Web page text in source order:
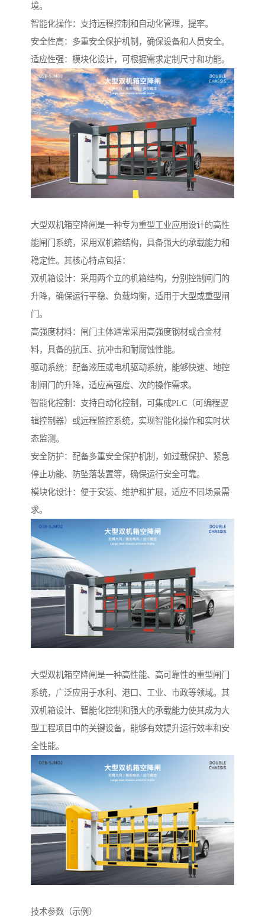
境。
智能化操作：支持远程控制和自动化管理，提率。
安全性高：多重安全保护机制，确保设备和人员安全。
适应性强：模块化设计，可根据需求定制尺寸和功能。
大型双机箱空降闸是一种专为重型工业应用设计的高性
能闸门系统，采用双机箱结构，具备强大的承载能力和
稳定性。其核心特点包括：
双机箱设计：采用两个立的机箱结构，分别控制闸门的
升降，确保运行平稳、负载均衡，适用于大型或重型闸
门。
高强度材料：闸门主体通常采用高强度钢材或合金材
料，具备的抗压、抗冲击和耐腐蚀性能。
驱动系统：配备液压或电机驱动系统，能够快速、地控
制闸门的升降，适应高强度、次的操作需求。
智能化控制：支持自动化控制，可集成PLC（可编程逻
辑控制器）或远程监控系统，实现智能化操作和实时状
态监测。
安全防护：配备多重安全保护机制，如过载保护、紧急
停止功能、防坠落装置等，确保运行安全可靠。
模块化设计：便于安装、维护和扩展，适应不同场景需
求。
大型双机箱空降闸是一种高性能、高可靠性的重型闸门
系统，广泛应用于水利、港口、工业、市政等领域。其
双机箱设计、智能化控制和强大的承载能力使其成为大
型工程项目中的关键设备，能够有效提升运行效率和安
全性能。
技术参数（示例）